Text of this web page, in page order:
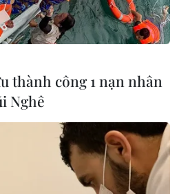
tai nạn lao động trên
cứu nạn hàng hải Việt
thành công 1 nạn nhân
Nghê